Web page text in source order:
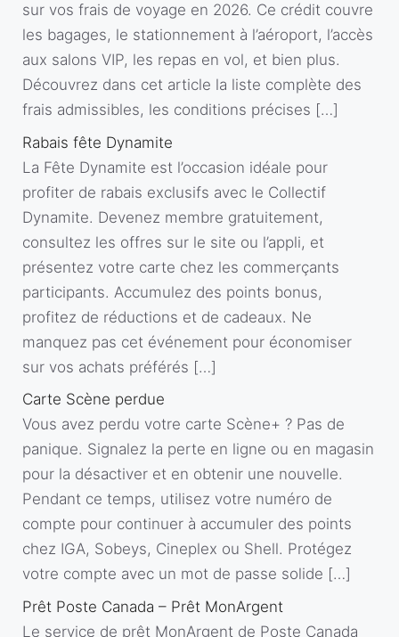
sur vos frais de voyage en 2026. Ce crédit couvre
les bagages, le stationnement à l’aéroport, l’accès
aux salons VIP, les repas en vol, et bien plus.
Découvrez dans cet article la liste complète des
frais admissibles, les conditions précises […]
Rabais fête Dynamite
La Fête Dynamite est l’occasion idéale pour
profiter de rabais exclusifs avec le Collectif
Dynamite. Devenez membre gratuitement,
consultez les offres sur le site ou l’appli, et
présentez votre carte chez les commerçants
participants. Accumulez des points bonus,
profitez de réductions et de cadeaux. Ne
manquez pas cet événement pour économiser
sur vos achats préférés […]
Carte Scène perdue
Vous avez perdu votre carte Scène+ ? Pas de
panique. Signalez la perte en ligne ou en magasin
pour la désactiver et en obtenir une nouvelle.
Pendant ce temps, utilisez votre numéro de
compte pour continuer à accumuler des points
chez IGA, Sobeys, Cineplex ou Shell. Protégez
votre compte avec un mot de passe solide […]
Prêt Poste Canada – Prêt MonArgent
Le service de prêt MonArgent de Poste Canada